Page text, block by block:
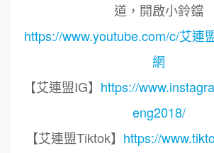
道，開啟小鈴鐺
https://www.youtube.com/c/艾連
網
【艾連盟IG】 https://
eng2018/
【艾連盟Tiktok】 https://